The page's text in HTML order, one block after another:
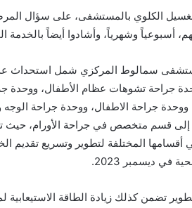
الكلوي بالمستشفى، على سؤال
أسبوعياً وشهرياً، وأشادوا أيضاً بالخدمة
سمالوط المركزي شمل استحداث
جراحة تشوهات عظام الأطفال، ووحدة
ووحدة جراحة الاطفال، ووحدة جراحة
إلى قسم متخصص في جراحة الأورام،
المختلفة لتطوير وتسريع تقديم
في ديسمبر 2023.
تضمن كذلك زيادة الطاقة